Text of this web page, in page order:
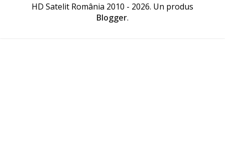
HD Satelit România 2010 - 2026. Un produs
Blogger.